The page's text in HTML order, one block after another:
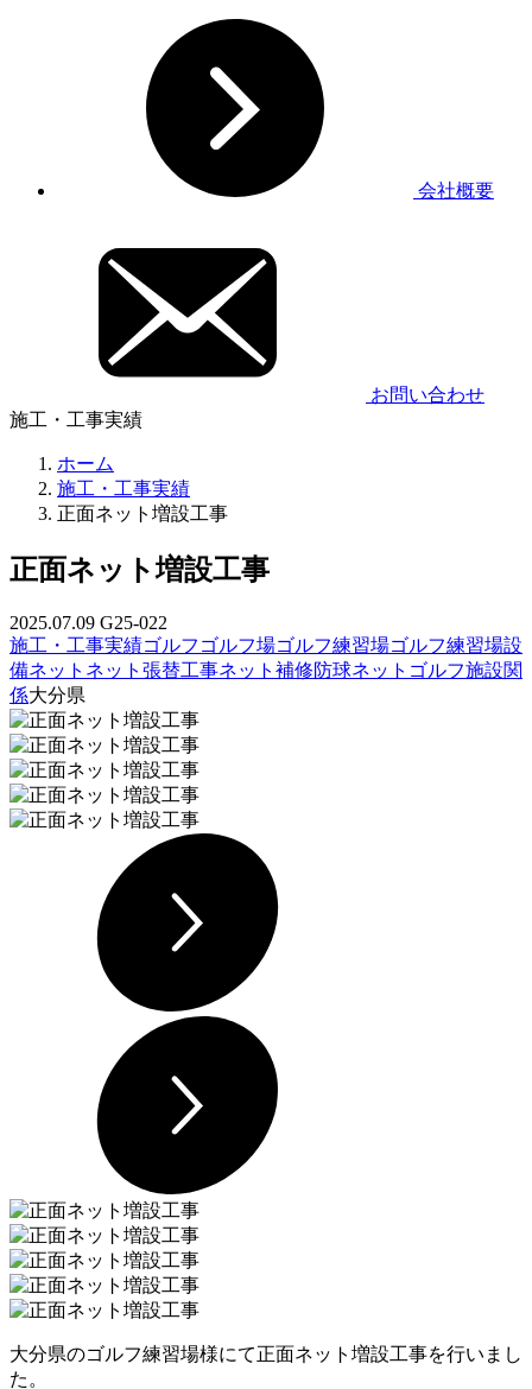
会社概要
お問い合わせ
施工・工事実績
ホーム
施工・工事実績
正面ネット増設工事
正面ネット増設工事
2025.07.09 G25-022
施工・工事実績ゴルフ ゴルフ場ゴルフ練習場ゴルフ練習場設
備ネット ネット張替工事ネット補修防球ネット ゴルフ施設関
係大分県
大分県のゴルフ練習場様にて正面ネット増設工事を行いまし
た。